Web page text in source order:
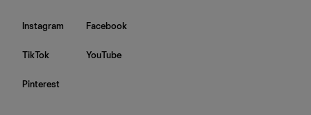
Instagram Facebook
TikTok YouTube
Pinterest